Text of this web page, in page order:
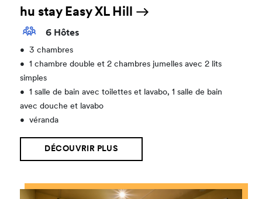
hu stay Easy XL Hill
6 Hôtes
•
3 chambres
•
1 chambre double et 2 chambres jumelles avec 2 lits
simples
•
1 salle de bain avec toilettes et lavabo, 1 salle de bain
avec douche et lavabo
•
véranda
DÉCOUVRIR PLUS